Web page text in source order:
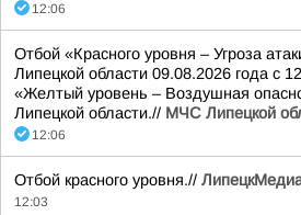
12:06
Отбой «Красного уровня – Угроза
Липецкой области 09.08.2026 года с
«Желтый уровень – Воздушная
Липецкой области.// МЧС Липецкой
12:06
Отбой красного уровня.//
12:03